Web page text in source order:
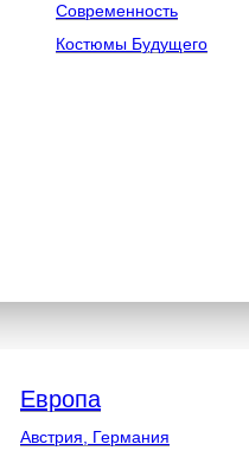
Современность
Костюмы Будущего
Австрия, Германия
Европа